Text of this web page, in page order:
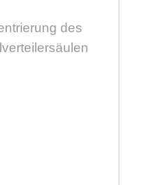
des